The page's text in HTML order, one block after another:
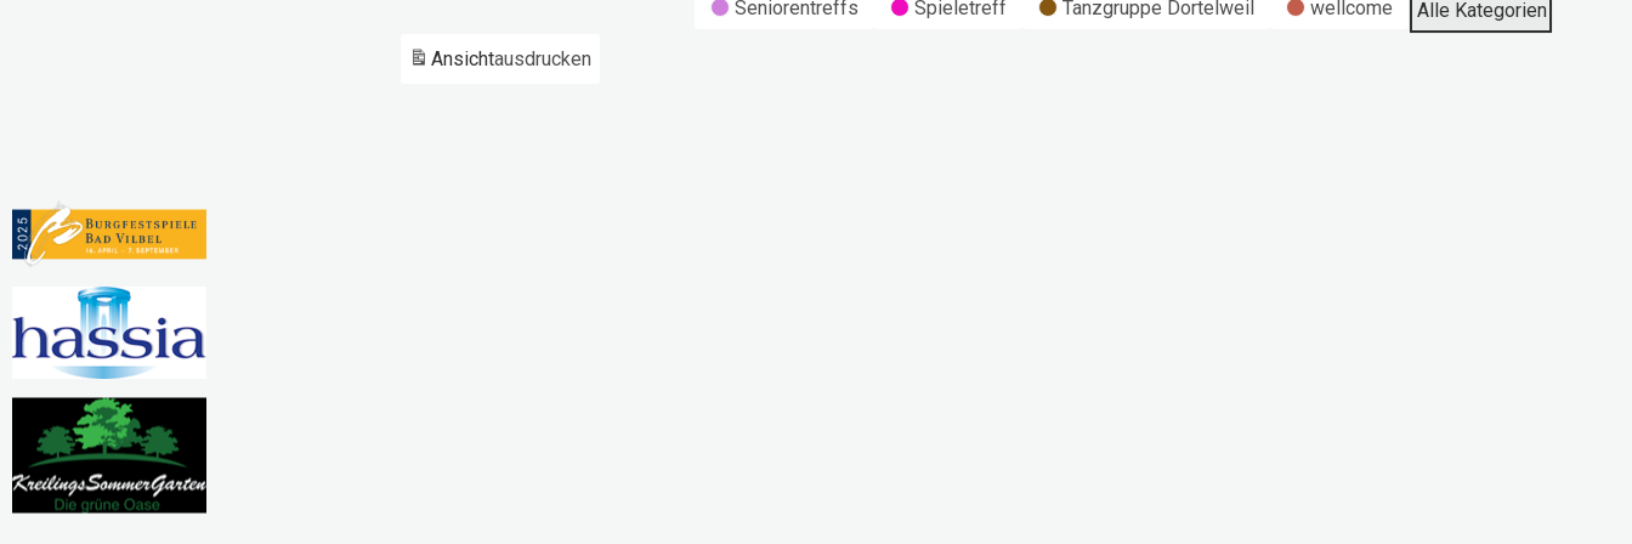
Seniorentreffs
Spieletreff Tanzgruppe Dortelweil wellcome Alle Kategorien
Ansichtausdrucken